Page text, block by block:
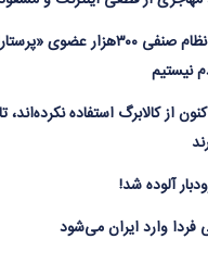
«نه» محکم نظام صنفی ۳۰۰هزار
نیستیم
آلوده شد!
فردا وارد ایران می‌شود